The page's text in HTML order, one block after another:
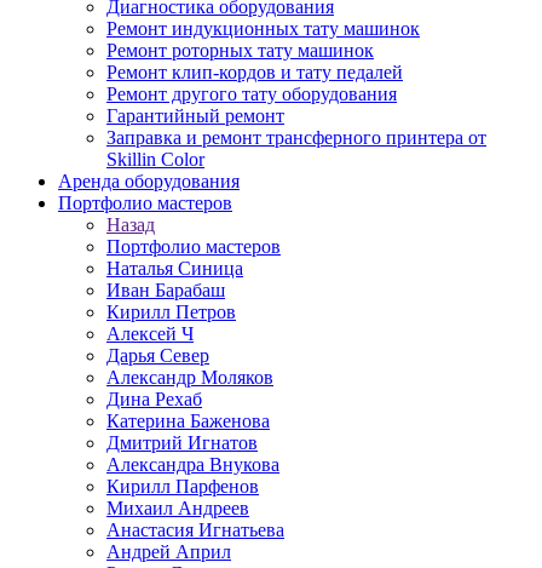
Диагностика оборудования
Ремонт индукционных тату машинок
Ремонт роторных тату машинок
Ремонт клип-кордов и тату педалей
Ремонт другого тату оборудования
Гарантийный ремонт
Заправка и ремонт трансферного принтера от
Skillin Color
Аренда оборудования
Портфолио мастеров
Назад
Портфолио мастеров
Наталья Синица
Иван Барабаш
Кирилл Петров
Алексей Ч
Дарья Север
Александр Моляков
Дина Рехаб
Катерина Баженова
Дмитрий Игнатов
Александра Внукова
Кирилл Парфенов
Михаил Андреев
Анастасия Игнатьева
Андрей Април